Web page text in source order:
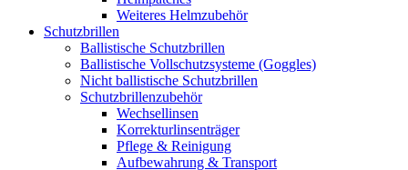
Weiteres Helmzubehör
Schutzbrillen
Ballistische Schutzbrillen
Ballistische Vollschutzsysteme (Goggles)
Nicht ballistische Schutzbrillen
Schutzbrillenzubehör
Wechsellinsen
Korrekturlinsenträger
Pflege & Reinigung
Aufbewahrung & Transport